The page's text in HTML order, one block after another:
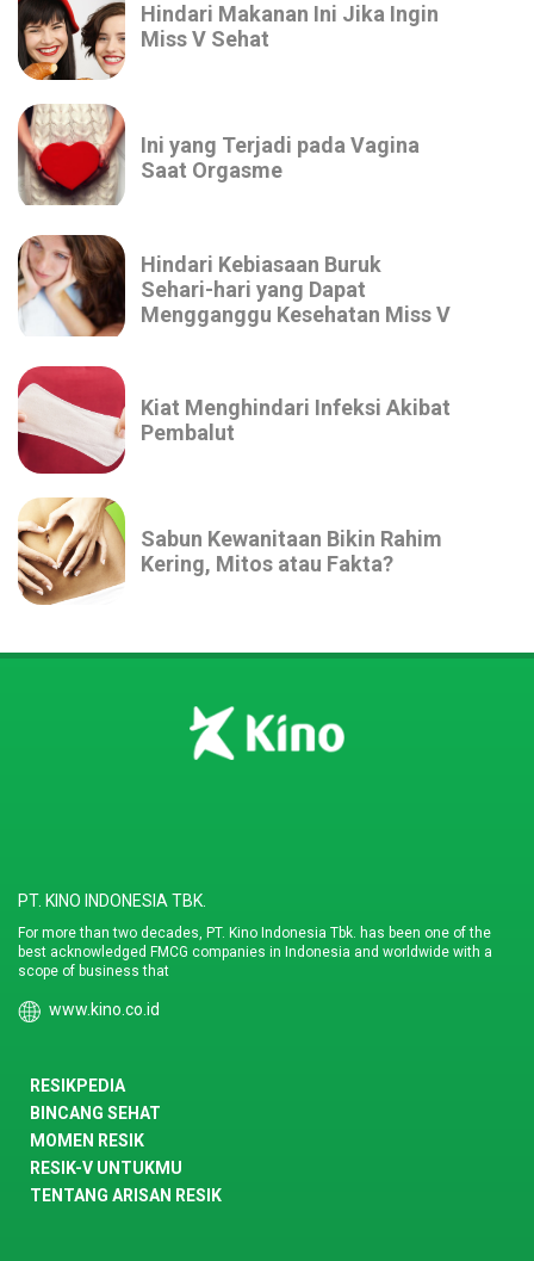
Hindari Makanan Ini Jika Ingin
Miss V Sehat
Ini yang Terjadi pada Vagina
Saat Orgasme
Hindari Kebiasaan Buruk
Sehari-hari yang Dapat
Mengganggu Kesehatan Miss V
Kiat Menghindari Infeksi Akibat
Pembalut
Sabun Kewanitaan Bikin Rahim
Kering, Mitos atau Fakta?
PT. KINO INDONESIA TBK.
For more than two decades, PT. Kino Indonesia Tbk. has been one of the
best acknowledged FMCG companies in Indonesia and worldwide with a
scope of business that
www.kino.co.id
RESIKPEDIA
BINCANG SEHAT
MOMEN RESIK
RESIK-V UNTUKMU
TENTANG ARISAN RESIK